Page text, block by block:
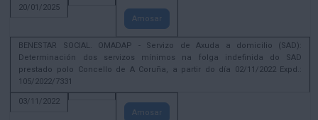
20/01/2025
Amosar
BENESTAR SOCIAL. OMADAP - Servizo de Axuda a domicilio (SAD):
Determinación dos servizos mínimos na folga indefinida do SAD
prestado polo Concello de A Coruña, a partir do día 02/11/2022 Expd.:
105/2022/7331
03/11/2022
Amosar